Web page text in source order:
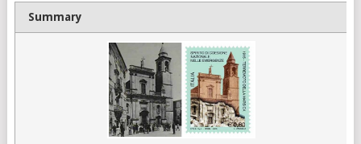
Summary